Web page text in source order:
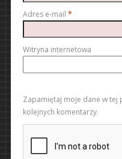
Adres e-mail *
Witryna internetowa
Zapamiętaj moje dane w tej
kolejnych komentarzy.